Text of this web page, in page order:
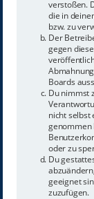
verstoßen.
die in
bzw. zu
Der
gegen
Boards
Du nimmst
nicht selbst
genommen
oder zu
Du
geeignet
zuzufügen.